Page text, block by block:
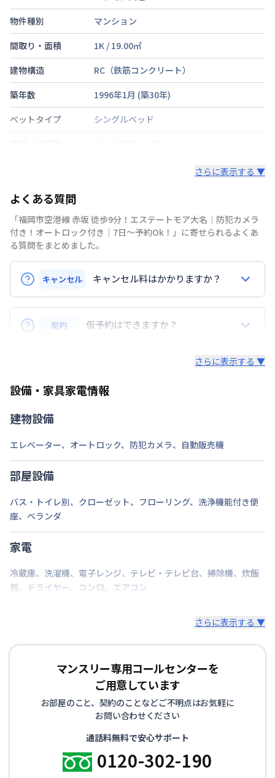
物件種別
マンション
間取り・面積
1K / 19.00㎡
建物構造
RC（鉄筋コンクリート）
築年数
1996年1月 (築30年)
ベットタイプ
シングルベッド
部屋の向き
禁煙・喫煙
交通
福岡市空港線
西鉄天神大牟田線
10分
福岡市空港線 天神駅徒歩14分
定員
1名
駐車場
なし
さらに表示する ▼
よくある質問
「福岡市空港線 赤坂 徒歩9分！エステートモア大名｜防犯カメラ
付き！オートロック付き｜7日～予約Ok！」に寄せられるよくあ
る質問をまとめました。
キャンセル キャンセル料はかかりますか？
申込後のキャンセルは22,000円（税込）
入居前のキャンセルは請求書の家賃・事務手数料の合
費・清掃費の合計金額はご返金いたします。
入居後のご返金はございません。
契約 仮予約はできますか？
となります。お急ぎの場合はお早めに申込ください。
さらに表示する ▼
設備・家具家電情報
建物設備
エレベーター、 オートロック、 防犯カメラ、 自動販売機
部屋設備
バス・トイレ別、 クローゼット、 フローリング、 洗浄機能付き便
座、 ベランダ
家電
冷蔵庫、 洗濯機、 電子レンジ、 テレビ・テレビ台、 掃除機、 炊飯
器、 ドライヤー、 コンロ、 エアコン
さらに表示する ▼
マンスリー専用コールセンターを
ご用意しています
お部屋のこと、契約のことなどご不明点はお気軽に
お問い合わせください
通話料無料で安心サポート
0120-302-190